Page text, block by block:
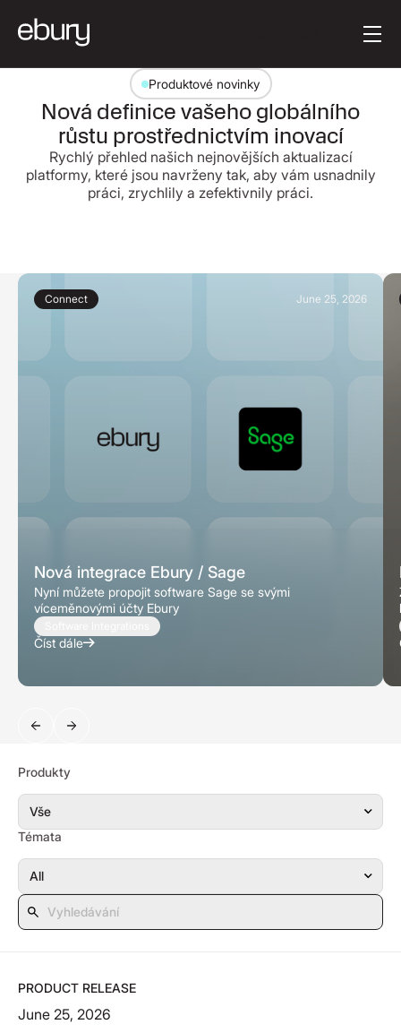
Produktové novinky
Nová definice vašeho globálního
růstu prostřednictvím inovací
Rychlý přehled našich nejnovějších aktualizací
platformy, které jsou navrženy tak, aby vám usnadnily
práci, zrychlily a zefektivnily práci.
Connect June 25, 2026
Nová integrace Ebury / Sage
Nyní můžete propojit software Sage se svými
víceměnovými účty Ebury
Číst dále
Produkty
Témata
PRODUCT RELEASE
June 25, 2026